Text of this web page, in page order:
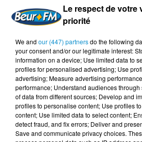
La tomate cerise marocaine au
Symbole de ces tensions
cerise marocaine est
les agriculteurs français.
dans le cadre de quotas définis par
des prix défiant la concurrence,
mécontentement des producteurs
Ces derniers dénoncent
d’insecticides interdits en Europe
Le respect de votre
priorité
We and our (447) partnersdo the following
your consent and/or our legitimate interest:
information on a device; Use limited data to
profiles for personalised advertising; Use
advertising; Measure advertising
performance; Understand audiences
of data from different sources; Develop and
profiles to personalise content; Use profiles
content; Use limited data to select content;
detect fraud, and fix errors; Deliver and
Save and communicate privacy choices.